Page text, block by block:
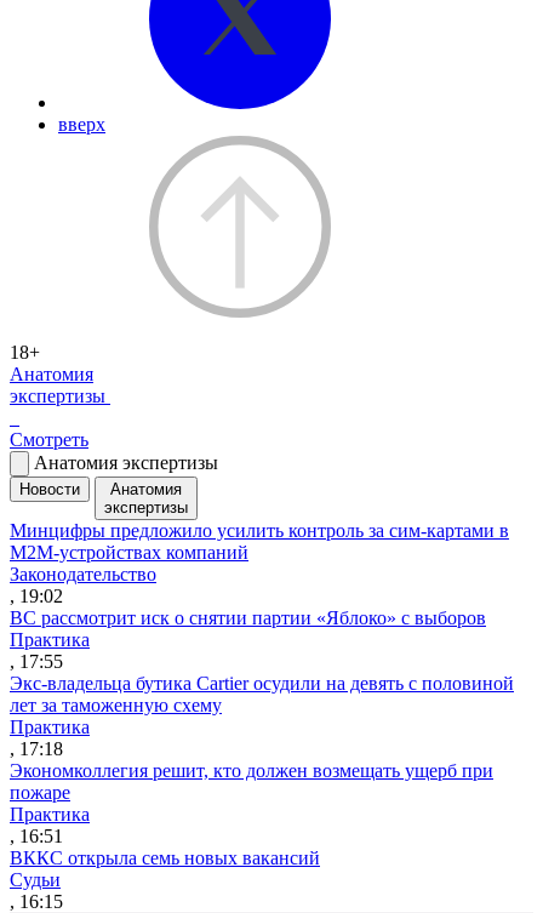
вверх
18+
Анатомия
экспертизы
Смотреть
Анатомия экспертизы
Новости
Анатомия
экспертизы
Минцифры предложило усилить контроль за сим-картами в
M2M-устройствах компаний
Законодательство
, 19:02
ВС рассмотрит иск о снятии партии «Яблоко» с выборов
Практика
, 17:55
Экс-владельца бутика Cartier осудили на девять с половиной
лет за таможенную схему
Практика
, 17:18
Экономколлегия решит, кто должен возмещать ущерб при
пожаре
Практика
, 16:51
ВККС открыла семь новых вакансий
Судьи
, 16:15